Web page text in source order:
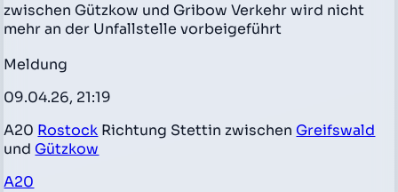
zwischen Gützkow und Gribow Verkehr wird nicht
mehr an der Unfallstelle vorbeigeführt
Meldung
09.04.26, 21:19
A20 Rostock Richtung Stettin zwischen Greifswald
und Gützkow
A20